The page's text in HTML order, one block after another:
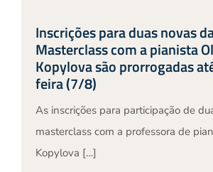
Inscrições para duas novas
Masterclass com a pianista
Kopylova são prorrogadas
feira (7/8)
As inscrições para participação de
masterclass com a professora de
Kopylova […]